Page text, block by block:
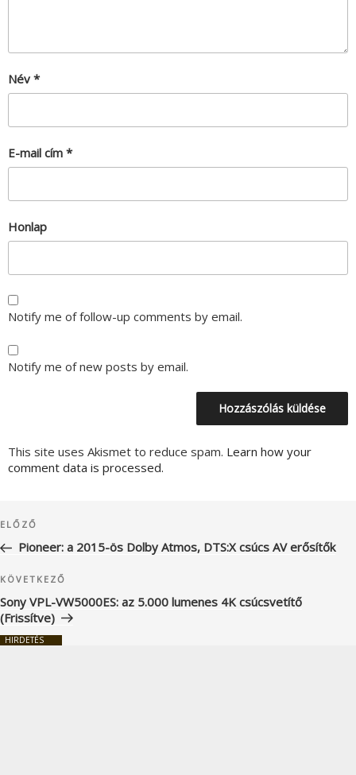
Név *
E-mail cím *
Honlap
Notify me of follow-up comments by email.
Notify me of new posts by email.
This site uses Akismet to reduce spam. Learn how your
comment data is processed.
navigáció
Korábbi
bejegyzés
ELŐZŐ
Pioneer: a 2015-ös Dolby Atmos, DTS:X csúcs AV erősítők
Következő
bejegyzés
KÖVETKEZŐ
Sony VPL-VW5000ES: az 5.000 lumenes 4K csúcsvetítő
(Frissítve)
HIRDETÉS